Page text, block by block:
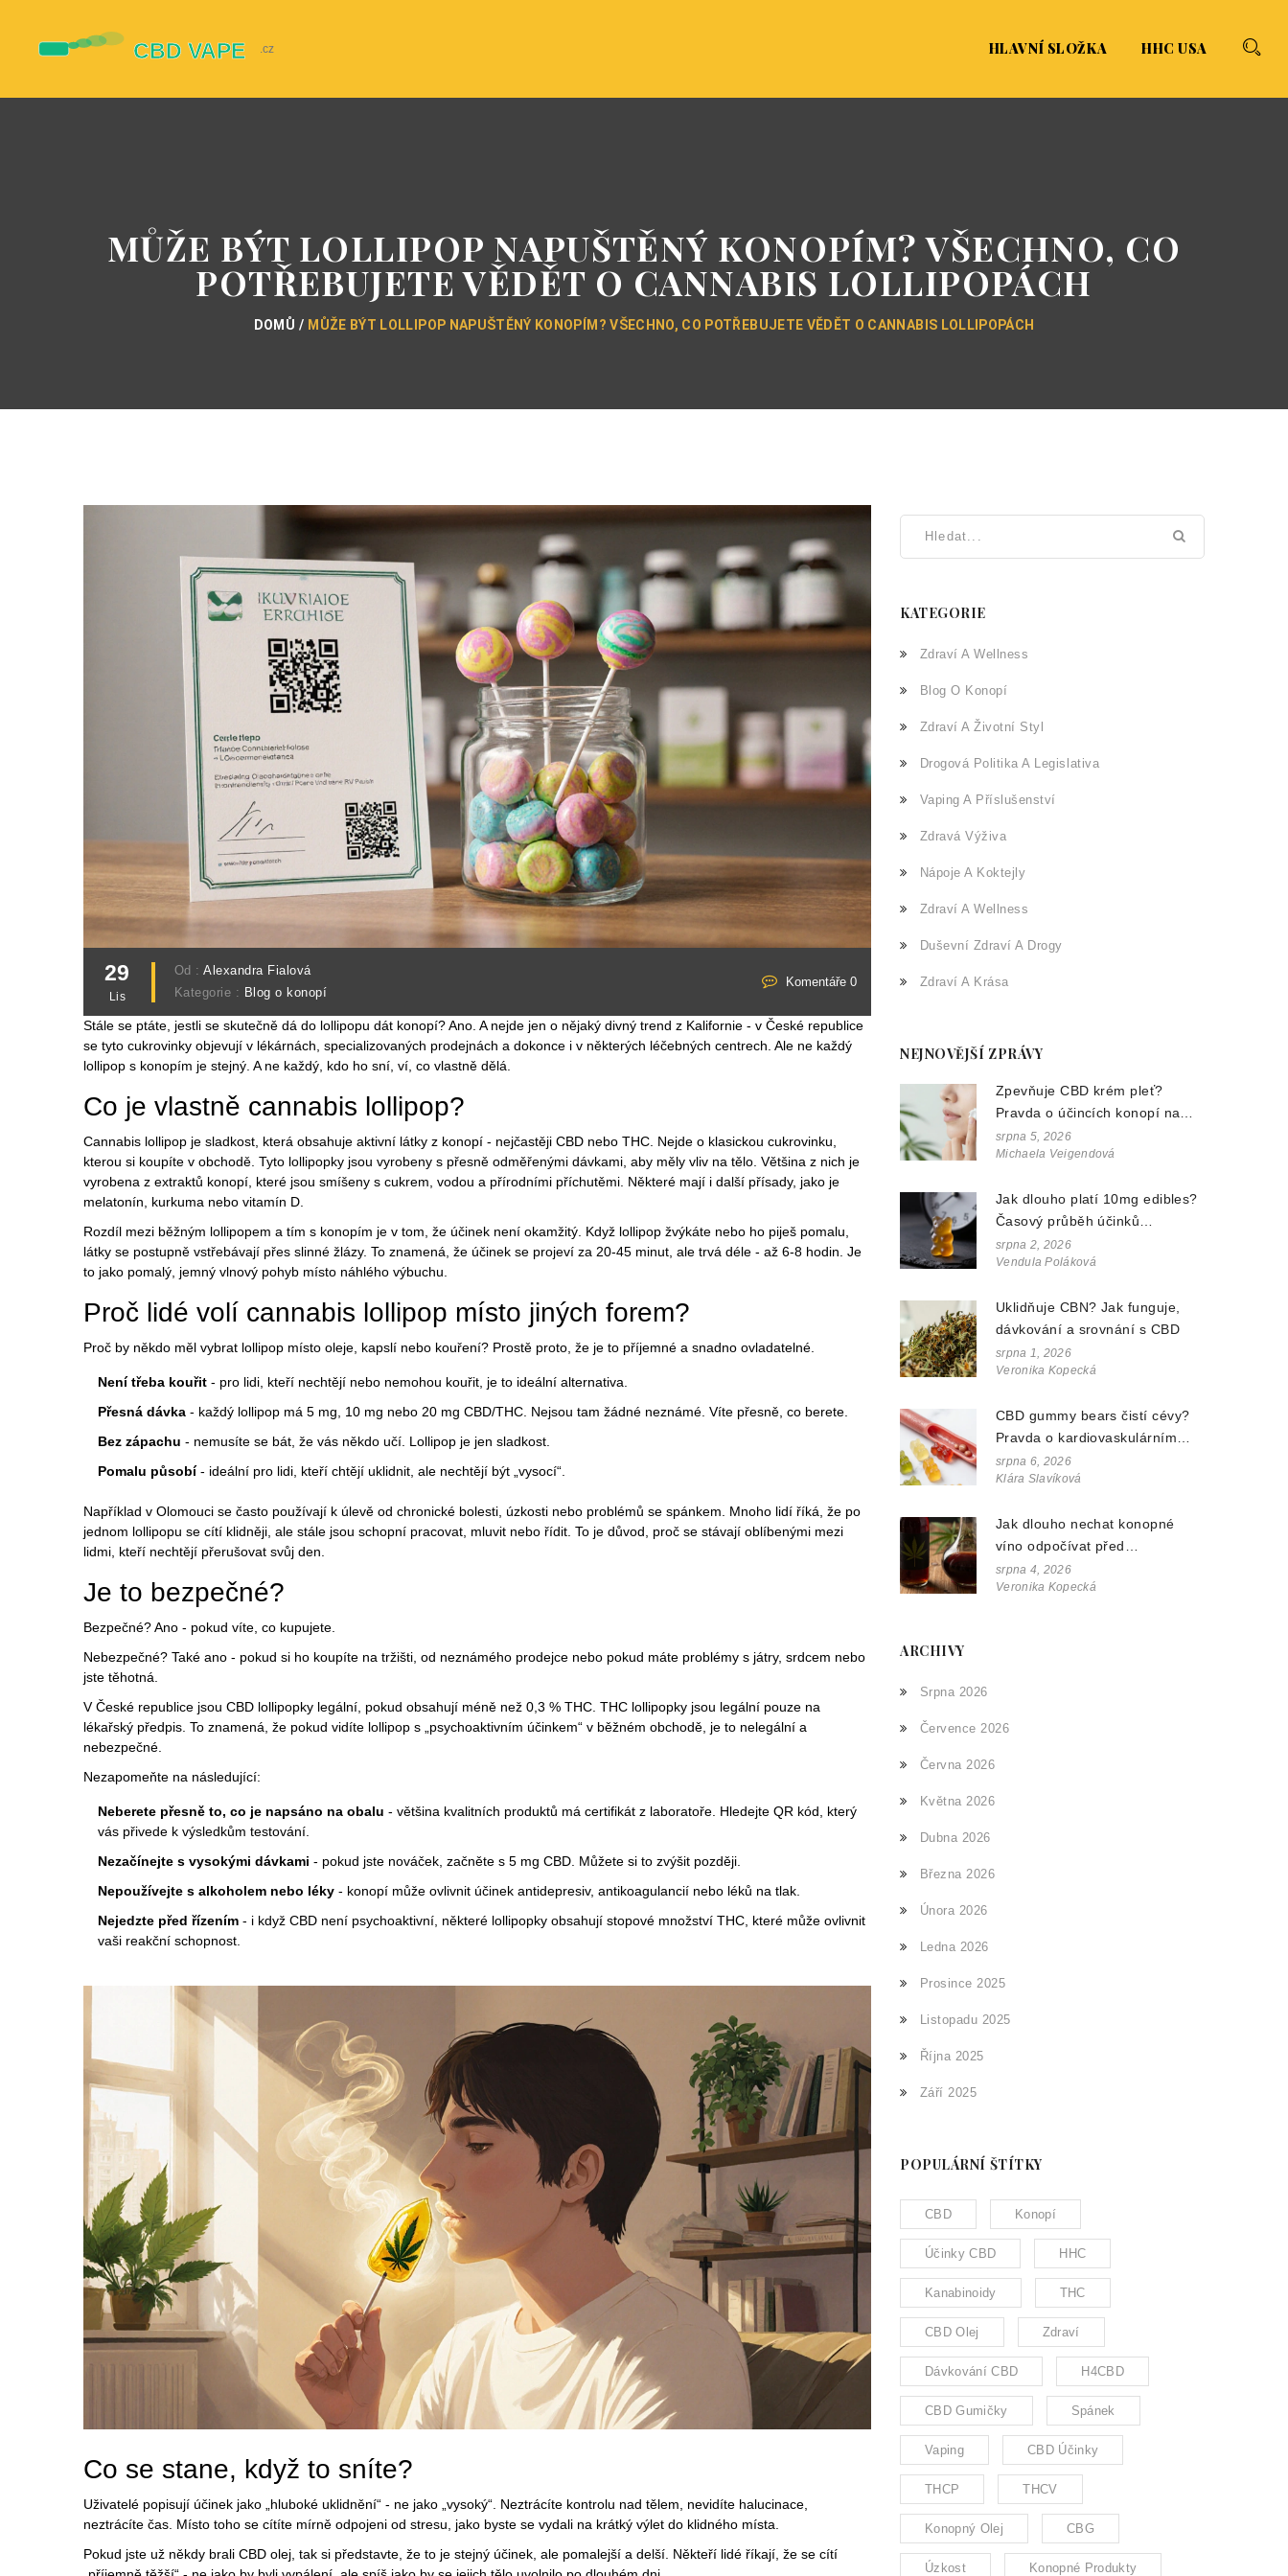
HLAVNÍ SLOŽKA HHC USA
MŮŽE BÝT LOLLIPOP NAPUŠTĚNÝ KONOPÍM? VŠECHNO, CO
POTŘEBUJETE VĚDĚT O CANNABIS LOLLIPOPÁCH
DOMŮ MŮŽE BÝT LOLLIPOP NAPUŠTĚNÝ KONOPÍM? VŠECHNO, CO POTŘEBUJETE VĚDĚT O CANNABIS LOLLIPOPÁCH
29
Lis
Od :Alexandra Fialová
Kategorie : Blog o konopí
Komentáře 0
Stále se ptáte, jestli se skutečně dá do lollipopu dát konopí? Ano. A nejde jen o nějaký divný trend z Kalifornie - v České republice
se tyto cukrovinky objevují v lékárnách, specializovaných prodejnách a dokonce i v některých léčebných centrech. Ale ne každý
lollipop s konopím je stejný. A ne každý, kdo ho sní, ví, co vlastně dělá.
Co je vlastně cannabis lollipop?
Cannabis lollipop je sladkost, která obsahuje aktivní látky z konopí - nejčastěji CBD nebo THC. Nejde o klasickou cukrovinku,
kterou si koupíte v obchodě. Tyto lollipopky jsou vyrobeny s přesně odměřenými dávkami, aby měly vliv na tělo. Většina z nich je
vyrobena z extraktů konopí, které jsou smíšeny s cukrem, vodou a přírodními příchutěmi. Některé mají i další přísady, jako je
melatonín, kurkuma nebo vitamín D.
Rozdíl mezi běžným lollipopem a tím s konopím je v tom, že účinek není okamžitý. Když lollipop žvýkáte nebo ho piješ pomalu,
látky se postupně vstřebávají přes slinné žlázy. To znamená, že účinek se projeví za 20-45 minut, ale trvá déle - až 6-8 hodin. Je
to jako pomalý, jemný vlnový pohyb místo náhlého výbuchu.
Proč lidé volí cannabis lollipop místo jiných forem?
Proč by někdo měl vybrat lollipop místo oleje, kapslí nebo kouření? Prostě proto, že je to příjemné a snadno ovladatelné.
Není třeba kouřit - pro lidi, kteří nechtějí nebo nemohou kouřit, je to ideální alternativa.
Přesná dávka - každý lollipop má 5 mg, 10 mg nebo 20 mg CBD/THC. Nejsou tam žádné neznámé. Víte přesně, co berete.
Bez zápachu - nemusíte se bát, že vás někdo učí. Lollipop je jen sladkost.
Pomalu působí- ideální pro lidi, kteří chtějí uklidnit, ale nechtějí být „vysocí“.
Například v Olomouci se často používají k úlevě od chronické bolesti, úzkosti nebo problémů se spánkem. Mnoho lidí říká, že po
jednom lollipopu se cítí klidněji, ale stále jsou schopní pracovat, mluvit nebo řídit. To je důvod, proč se stávají oblíbenými mezi
lidmi, kteří nechtějí přerušovat svůj den.
Je to bezpečné?
Bezpečné? Ano - pokud víte, co kupujete.
Nebezpečné? Také ano - pokud si ho koupíte na tržišti, od neznámého prodejce nebo pokud máte problémy s játry, srdcem nebo
jste těhotná.
V České republice jsou CBD lollipopky legální, pokud obsahují méně než 0,3 % THC. THC lollipopky jsou legální pouze na
lékařský předpis. To znamená, že pokud vidíte lollipop s „psychoaktivním účinkem“ v běžném obchodě, je to nelegální a
nebezpečné.
Nezapomeňte na následující:
Neberete přesně to, co je napsáno na obalu - většina kvalitních produktů má certifikát z laboratoře. Hledejte QR kód, který
vás přivede k výsledkům testování.
Nezačínejte s vysokými dávkami - pokud jste nováček, začněte s 5 mg CBD. Můžete si to zvýšit později.
Nepoužívejte s alkoholem nebo léky - konopí může ovlivnit účinek antidepresiv, antikoagulancií nebo léků na tlak.
Nejedzte před řízením - i když CBD není psychoaktivní, některé lollipopky obsahují stopové množství THC, které může ovlivnit
vaši reakční schopnost.
Co se stane, když to sníte?
Uživatelé popisují účinek jako „hluboké uklidnění“ - ne jako „vysoký“. Neztrácíte kontrolu nad tělem, nevidíte halucinace,
neztrácíte čas. Místo toho se cítíte mírně odpojeni od stresu, jako byste se vydali na krátký výlet do klidného místa.
Pokud jste už někdy brali CBD olej, tak si představte, že to je stejný účinek, ale pomalejší a delší. Někteří lidé říkají, že se cítí
KATEGORIE
Zdraví A Wellness
Blog O Konopí
Zdraví A Životní Styl
Drogová Politika A Legislativa
Vaping A Příslušenství
Zdravá Výživa
Nápoje A Koktejly
Zdraví A Wellness
Duševní Zdraví A Drogy
Zdraví A Krása
NEJNOVĚJŠÍ ZPRÁVY
Zpevňuje CBD krém pleť?
Pravda o účincích konopí na
vrásky a pružnost
srpna 5, 2026
Michaela Veigendová
Jak dlouho platí 10mg edibles?
Časový průběh účinků
konopných gumiček
srpna 2, 2026
Vendula Poláková
Uklidňuje CBN? Jak funguje,
dávkování a srovnání s CBD
srpna 1, 2026
Veronika Kopecká
CBD gummy bears čistí cévy?
Pravda o kardiovaskulárním
zdraví a konopných doplňcích
srpna 6, 2026
Klára Slavíková
Jak dlouho nechat konopné
víno odpočívat před
podáváním? Průvodce pro
nejlepší chuť
srpna 4, 2026
Veronika Kopecká
ARCHIVY
Srpna 2026
Července 2026
Června 2026
Května 2026
Dubna 2026
Března 2026
Února 2026
Ledna 2026
Prosince 2025
Listopadu 2025
Října 2025
Září 2025
POPULÁRNÍ ŠTÍTKY
CBD Konopí
Účinky CBD HHC
Kanabinoidy THC
CBD Olej Zdraví
Dávkování CBD H4CBD
CBD Gumičky Spánek
Vaping CBD Účinky
THCP THCV
Konopný Olej CBG
Úzkost Konopné Produkty